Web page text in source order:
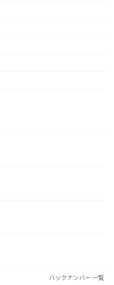
バックナンバー 一覧